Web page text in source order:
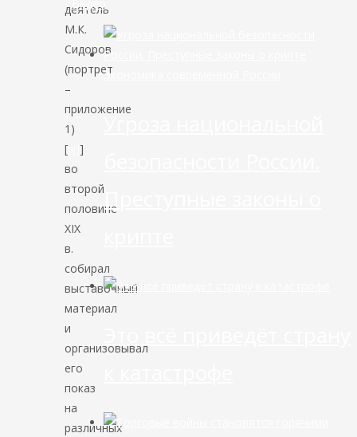
деятель
М.К.
Сидоров
(портрет
–
приложение
1)
[ [ii]]
во
второй
половине
XIX
в.
собирал
выставочный
материал
и
организовывал
его
показ
на
различных
Экономика современной России